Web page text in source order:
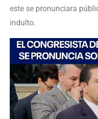
este se pronunciara
indulto.